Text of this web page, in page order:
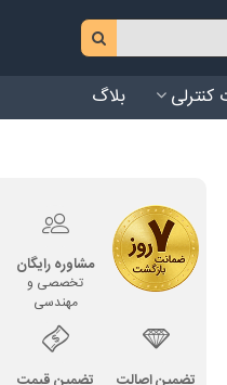
کنترلی بلاگ
مشاوره رایگان
تخصصی و
مهندسی